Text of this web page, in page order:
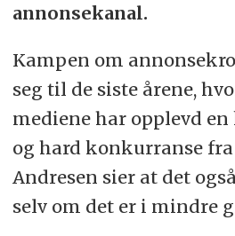
annonsekanal.
Kampen om
seg til de siste årene,
mediene har opplevd
og hard konkurranse
Andresen sier at det
selv om det er i mindre